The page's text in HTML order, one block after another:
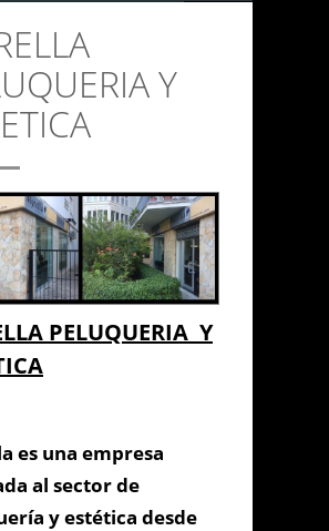
Y
PELUQUERIA Y
es una empresa
al sector de
y estética desde
página
MYRELLA
PELUQUERIA Y
ESTETICA
page can't load Google
correctly.
own this